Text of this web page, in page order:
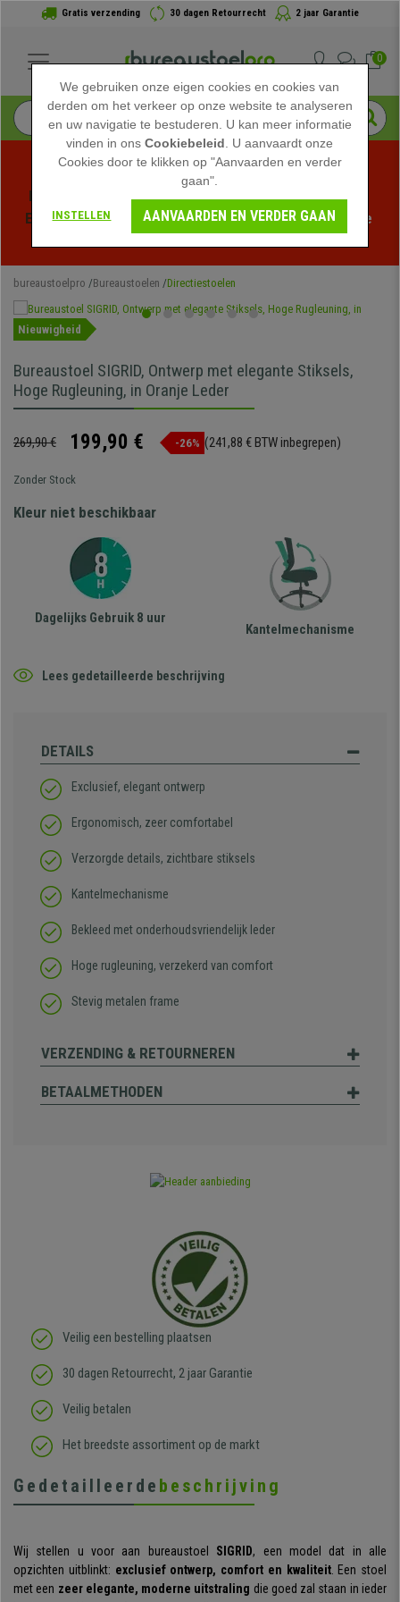
Gratis verzending 30 dagen Retourrecht 2 jaar Garantie
0
Profiteer van de Zomeruitverkoop bij bureaustoelpro!
Exclusieve kortingen voor een beperkte tijd - Bekijk de
bureaustoelpro Bureaustoelen Directiestoelen
Nieuwigheid
Bureaustoel SIGRID, Ontwerp met elegante Stiksels,
Hoge Rugleuning, in Oranje Leder
269,90 € 199,90 € -26% (241,88 € BTW inbegrepen)
Zonder Stock
Kleur niet beschikbaar
Dagelijks Gebruik 8 uur
Kantelmechanisme
Lees gedetailleerde beschrijving
DETAILS
Exclusief, elegant ontwerp
Ergonomisch, zeer comfortabel
Verzorgde details, zichtbare stiksels
Kantelmechanisme
Bekleed met onderhoudsvriendelijk leder
Hoge rugleuning, verzekerd van comfort
Stevig metalen frame
VERZENDING & RETOURNEREN
BETAALMETHODEN
Veilig een bestelling plaatsen
30 dagen Retourrecht, 2 jaar Garantie
Veilig betalen
Het breedste assortiment op de markt
Gedetailleerde beschrijving
Wij stellen u voor aan bureaustoel SIGRID, een model dat in alle
opzichten uitblinkt: exclusief ontwerp, comfort en kwaliteit. Een stoel
met een zeer elegante, moderne uitstraling die goed zal staan in ieder
We gebruiken onze eigen cookies en cookies van
derden om het verkeer op onze website te analyseren
en uw navigatie te bestuderen. U kan meer informatie
vinden in onsCookiebeleid . U aanvaardt onze
Cookies door te klikken op "Aanvaarden en verder
gaan".
INSTELLEN AANVAARDEN EN VERDER GAAN